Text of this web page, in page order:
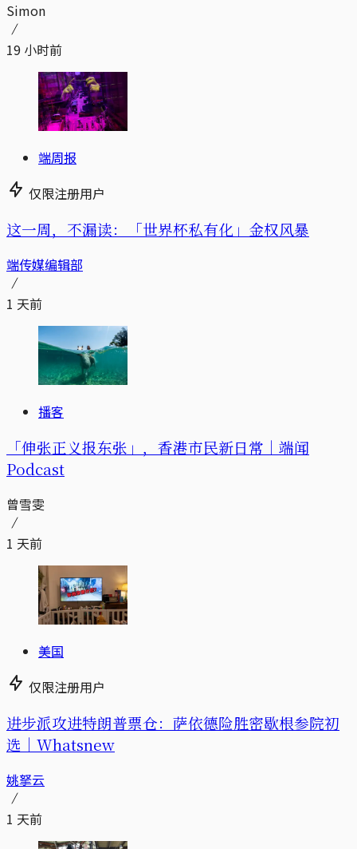
Simon
19 小时前
端周报
仅限注册用户
这一周，不漏读：「世界杯私有化」金权风暴
端传媒编辑部
1 天前
播客
「伸张正义报东张」，香港市民新日常｜端闻
Podcast
曾雪雯
1 天前
美国
仅限注册用户
进步派攻进特朗普票仓：萨依德险胜密歇根参院初
选｜Whatsnew
姚拏云
1 天前